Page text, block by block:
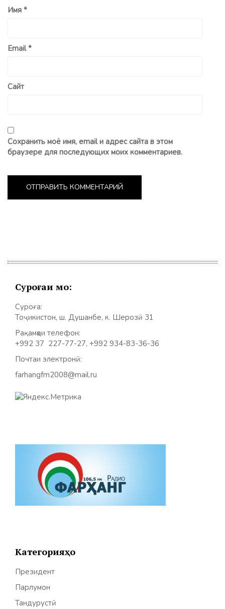
Имя *
Email*
Сайт
Сохранить моё имя, email и адрес сайта в этом
браузере для последующих моих комментариев.
Суроғаи мо:
Суроға:
Тоҷикистон, ш. Душанбе, к. Шерозӣ 31
Рақамҳои телефон:
+992 37 227-77-27, +992 934-83-36-36
Почтаи электронӣ:
farhangfm2008@mail.ru
Категорияҳо
Президент
Парлумон
Тандурустӣ